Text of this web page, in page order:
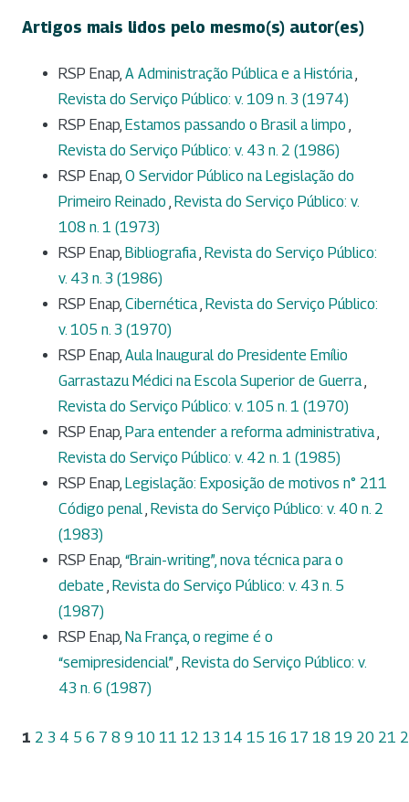
Artigos mais lidos pelo mesmo(s) autor(es)
RSP Enap, A Administração Pública e a História,
Revista do Serviço Público: v. 109 n. 3 (1974)
RSP Enap, Estamos passando o Brasil a limpo ,
Revista do Serviço Público: v. 43 n. 2 (1986)
RSP Enap, O Servidor Público na Legislação do
Primeiro Reinado , Revista do Serviço Público: v.
108 n. 1 (1973)
RSP Enap, Bibliografia, Revista do Serviço Público:
v. 43 n. 3 (1986)
RSP Enap, Cibernética, Revista do Serviço Público:
v. 105 n. 3 (1970)
RSP Enap, Aula Inaugural do Presidente Emílio
Garrastazu Médici na Escola Superior de Guerra,
Revista do Serviço Público: v. 105 n. 1 (1970)
RSP Enap, Para entender a reforma administrativa,
Revista do Serviço Público: v. 42 n. 1 (1985)
RSP Enap, Legislação: Exposição de motivos n° 211
Código penal, Revista do Serviço Público: v. 40 n. 2
(1983)
RSP Enap, “Brain-writing”, nova técnica para o
debate , Revista do Serviço Público: v. 43 n. 5
(1987)
RSP Enap, Na França, o regime é o
“semipresidencial” , Revista do Serviço Público: v.
43 n. 6 (1987)
1 2 3 4 5 6 7 8 9 10 11 12 13 14 15 16 17 18 19 20 21